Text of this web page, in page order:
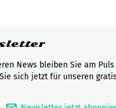
News bleiben Sie am
sich jetzt für unseren